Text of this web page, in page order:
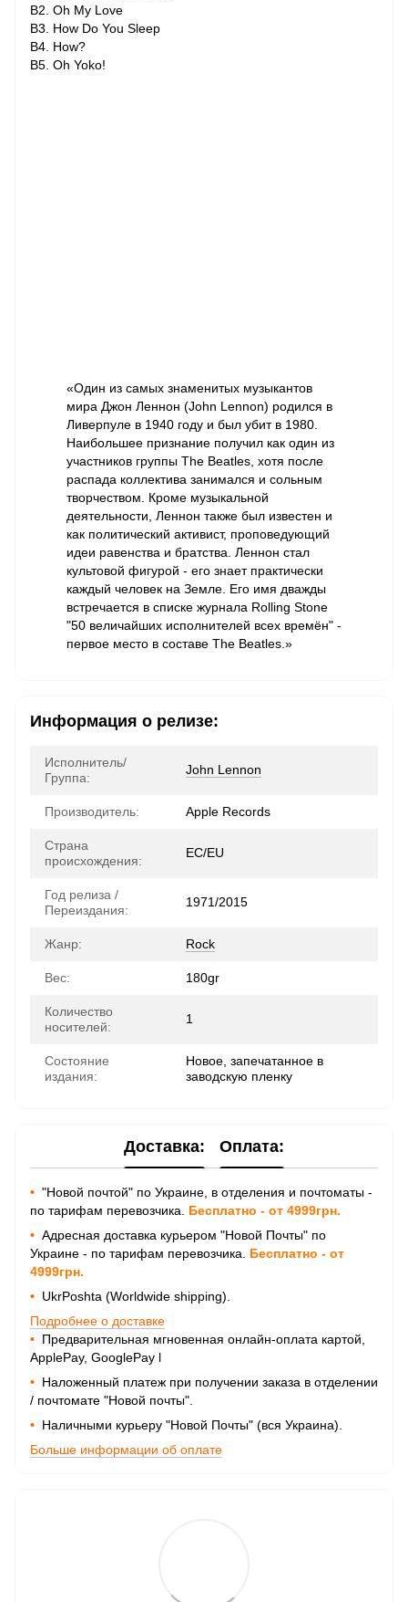
B2. Oh My Love
B3. How Do You Sleep
B4. How?
B5. Oh Yoko!
«Один из самых знаменитых музыкантов
мира Джон Леннон (John Lennon) родился в
Ливерпуле в 1940 году и был убит в 1980.
Наибольшее признание получил как один из
участников группы The Beatles, хотя после
распада коллектива занимался и сольным
творчеством. Кроме музыкальной
деятельности, Леннон также был известен и
как политический активист, проповедующий
идеи равенства и братства. Леннон стал
культовой фигурой - его знает практически
каждый человек на Земле. Его имя дважды
встречается в списке журнала Rolling Stone
"50 величайших исполнителей всех времён" -
первое место в составе The Beatles.»
Информация о релизе:
Исполнитель/
Группа:
John Lennon
Производитель: Apple Records
Страна
происхождения:
ЕС/EU
Год релиза /
Переиздания:
1971/2015
Жанр: Rock
Вес: 180gr
Количество
носителей:
1
Состояние
издания:
Новое, запечатанное в
заводскую пленку
Доставка: Оплата:
• "Новой почтой" по Украине, в отделения и почтоматы -
по тарифам перевозчика. Бесплатно - от 4999грн.
• Адресная доставка курьером "Новой Почты" по
Украине - по тарифам перевозчика. Бесплатно - от
4999грн.
• UkrPoshta (Worldwide shipping).
Подробнее о доставке
• Предварительная мгновенная онлайн-оплата картой,
ApplePay, GooglePay l
• Наложенный платеж при получении заказа в отделении
/ почтомате "Новой почты".
• Наличными курьеру "Новой Почты" (вся Украина).
Больше информации об оплате